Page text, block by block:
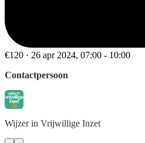
€120 · 26 apr 2024, 07:00 - 10:00
Contactpersoon
Wijzer in Vrijwillige Inzet